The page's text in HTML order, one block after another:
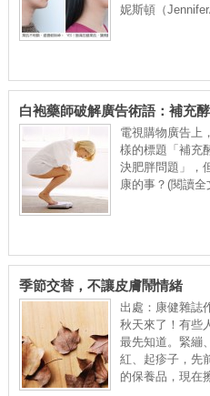
妮斯頓（
白袍藥師破解廣告術語：補充
決肥胖問題？
電視購物廣告上
樣的標題「補充
決肥胖問題」，
康的事？(閱讀
季節交替，不讓皮膚鬧情緒
出處：康健雜誌
秋天來了！有些
最先知道。緊繃
紅、起疹子，先
的保養品，現在